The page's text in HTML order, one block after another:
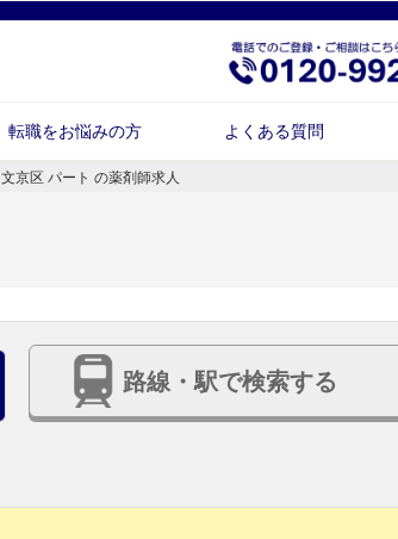
転職をお悩みの方 よくある質問
文京区 パート の薬剤師求人
路線・駅で検索する